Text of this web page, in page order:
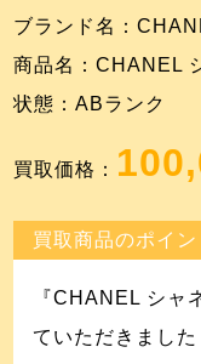
ブランド名：
商品名：CHANEL
状態：ABランク
買取価格：
買取商品のポイン
『CHANEL シャ
ていただきまし